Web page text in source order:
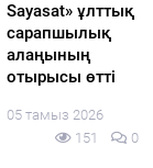
Sayasat» ұлттық
сарапшылық
алаңының
отырысы өтті
05 тамыз 2026
151
0